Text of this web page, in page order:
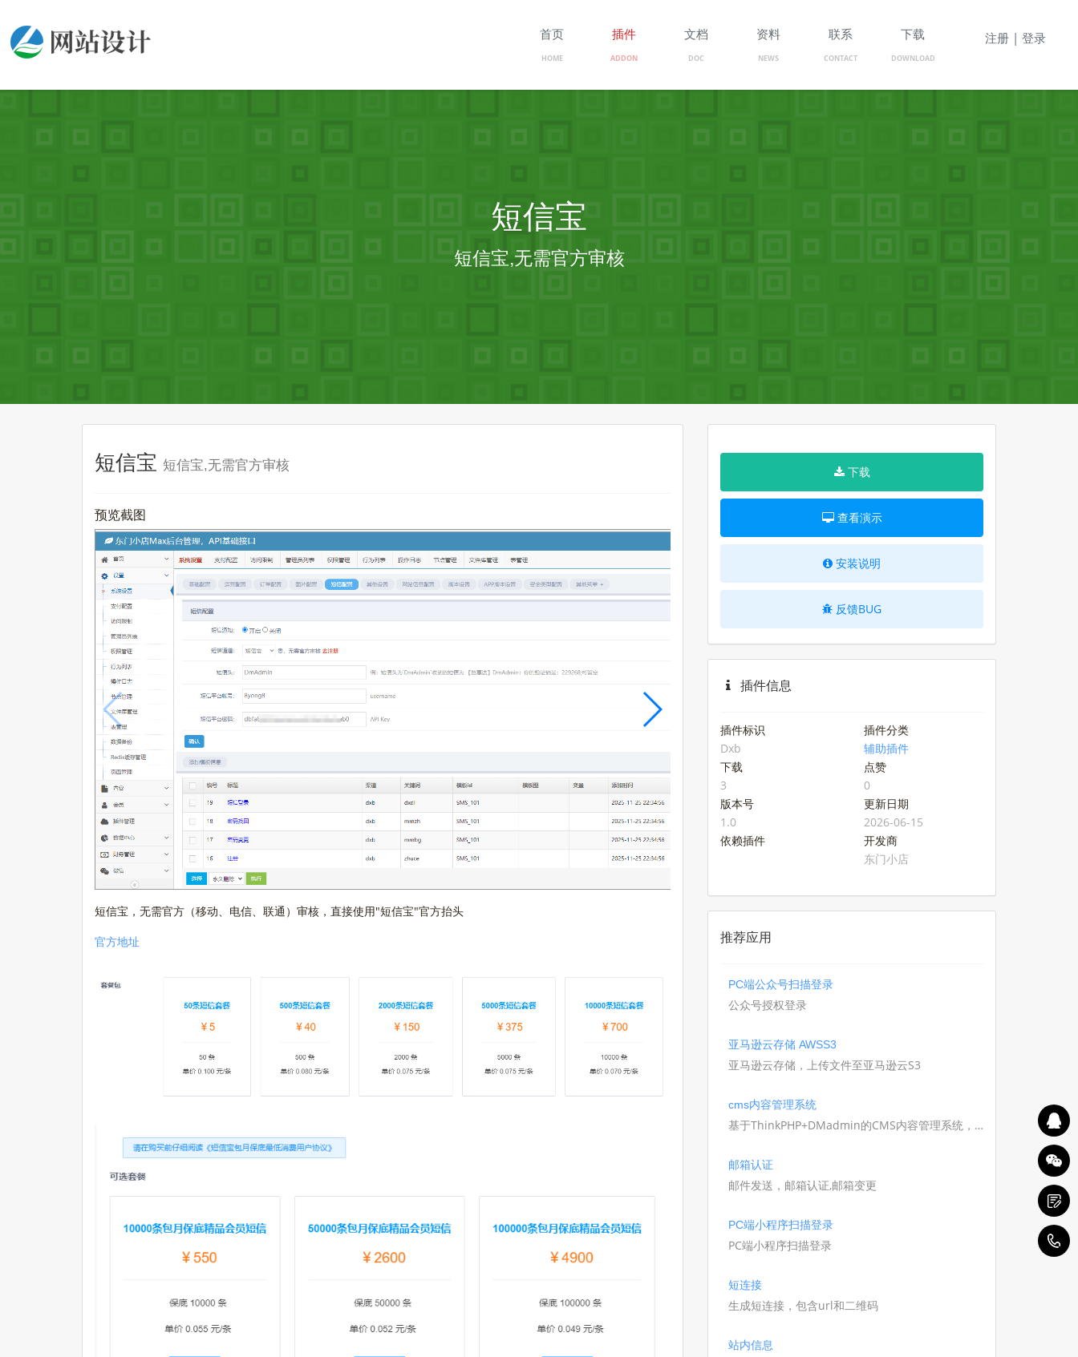
首页
HOME
插件
ADDON
文档
DOC
资料
NEWS
联系
CONTACT
下载
DOWNLOAD
注册 | 登录
短信宝
短信宝,无需官方审核
短信宝 短信宝,无需官方审核
预览截图
短信宝，无需官方（移动、电信、 联通）审核，直接使用"短信宝"官方抬头
官方地址
下载
查看演示
安装说明
反馈BUG
插件信息
插件标识
Dxb
插件分类
辅助插件
下载
3
点赞
0
版本号
1.0
更新日期
2026-06-15
依赖插件
开发商
东门小店
推荐应用
PC端公众号扫描登录
公众号授权登录
亚马逊云存储 AWSS3
亚马逊云存储，上传文件至亚马逊云S3
cms内容管理系统
基于ThinkPHP+DMadmin的CMS内容管理系统，
邮箱认证
邮件发送，邮箱认证,邮箱变更
PC端小程序扫描登录
PC端小程序扫描登录
短连接
生成短连接，包含url和二维码
站内信息